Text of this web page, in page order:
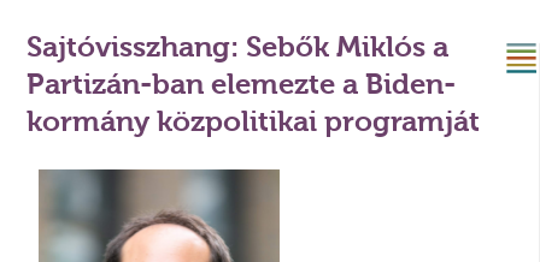
Sajtóvisszhang: Sebők Miklós a
Partizán-ban elemezte a Biden-
kormány közpolitikai programját